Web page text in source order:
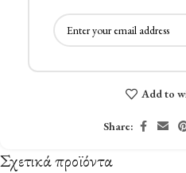
Add to
Share:
Σχετικά προϊόντα